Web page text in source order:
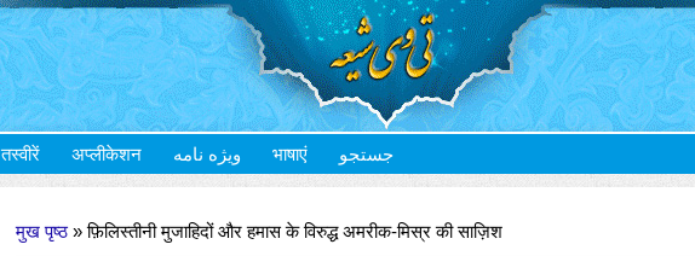
तस्वीरें अप्लीकेशन ویژه نامه भाषाएं جستجو
मुख पृष्ठ» फ़िलिस्तीनी मुजाहिदों और हमास के विरुद्ध अमरीक-मिस्र की साज़िश